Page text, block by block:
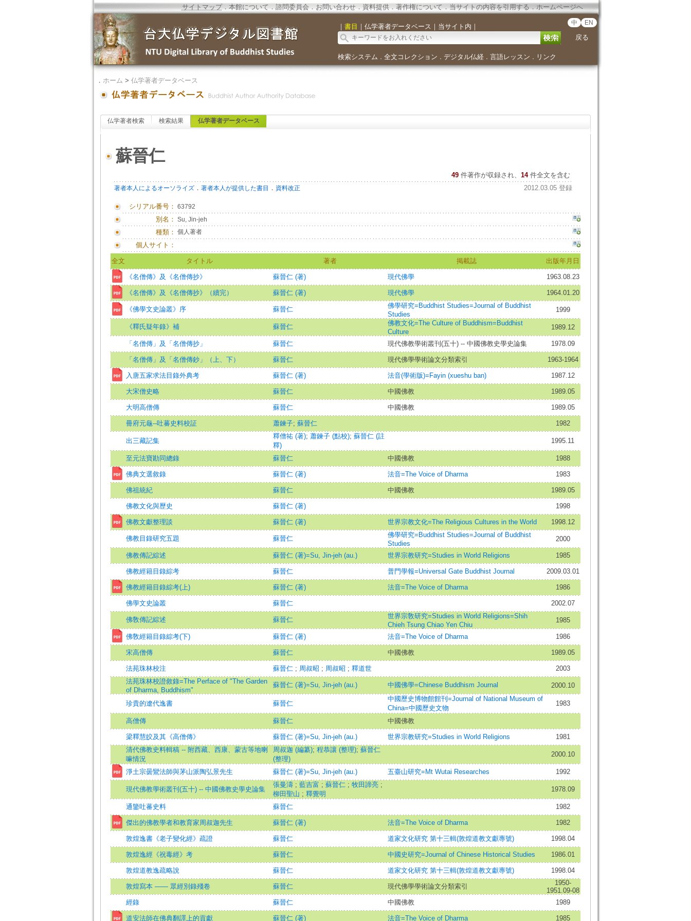
サイトマップ．本館について．諮問委員会． お問い合わせ． 資料提供．著作権について．当サイトの内容を引用する．ホームページへ
｜ 書目 ｜ 仏学著者データベース ｜ 当サイト内 ｜ 中 EN
戻る
検索システム ． 全文コレクション ． デジタル仏経． 言語レッスン ． リンク
． ホーム > 仏学著者データベース
仏学著者検索 検索結果 仏学著者データベース
蘇晉仁
49 件著作が収録され、 14件全文を含む
著者本人によるオーソライズ． 著者本人が提供した書目 ． 資料改正 2012.03.05 登録
シリアル番号： 63792
別名： Su, Jin-jeh
種類： 個人著者
個人サイト：
全文 タイトル 著者 掲載誌 出版年月日
《名僧傳》及《名僧傳抄》 蘇晉仁 (著) 現代佛學 1963.08.23
《名僧傳》及《名僧傳抄》（續完） 蘇晉仁 (著) 現代佛學 1964.01.20
《佛學文史論叢》序 蘇晉仁
佛學研究=Buddhist Studies=Journal of Buddhist
Studies
1999
《釋氏疑年錄》補 蘇晉仁
佛教文化=The Culture of Buddhism=Buddhist
Culture
1989.12
「名僧傳」及「名僧傳抄」 蘇晉仁 現代佛教學術叢刊(五十) -- 中國佛教史學史論集 1978.09
「名僧傳」及「名僧傳鈔」（上、下） 蘇晉仁 現代佛學學術論文分類索引 1963-1964
入唐五家求法目錄外典考 蘇晉仁 (著) 法音(學術版)=Fayin (xueshu ban) 1987.12
大宋僧史略 蘇晉仁 中國佛教 1989.05
大明高僧傳 蘇晉仁 中國佛教 1989.05
冊府元龜--吐蕃史料校証 蕭鍊子; 蘇晉仁 1982
出三藏記集
釋僧祐 (著); 蕭鍊子 (點校); 蘇晉仁 (註
釋)
1995.11
至元法寶勘同總錄 蘇晉仁 中國佛教 1988
佛典文選敘錄 蘇晉仁 (著) 法音=The Voice of Dharma 1983
佛祖統紀 蘇晉仁 中國佛教 1989.05
佛教文化與歷史 蘇晉仁 (著) 1998
佛教文獻整理談 蘇晉仁 (著) 世界宗教文化=The Religious Cultures in the World 1998.12
佛教目錄研究五題 蘇晉仁
佛學研究=Buddhist Studies=Journal of Buddhist
Studies
2000
佛教傳記綜述 蘇晉仁 (著)=Su, Jin-jeh (au.) 世界宗教研究=Studies in World Religions 1985
佛教經籍目錄綜考 蘇晉仁 普門學報=Universal Gate Buddhist Journal 2009.03.01
佛教經籍目錄綜考(上) 蘇晉仁 (著) 法音=The Voice of Dharma 1986
佛學文史論叢 蘇晉仁 2002.07
佛敎傳記綜述 蘇晉仁
世界宗敎研究=Studies in World Religions=Shih
Chieh Tsung Chiao Yen Chiu
1985
佛敎經籍目錄綜考(下) 蘇晉仁 (著) 法音=The Voice of Dharma 1986
宋高僧傳 蘇晉仁 中國佛教 1989.05
法苑珠林校注 蘇晉仁 ; 周叔昭 ; 周叔昭 ; 釋道世
2003
法苑珠林校證敘錄=The Perface of "The Garden
of Dharma, Buddhism"
蘇晉仁 (著)=Su, Jin-jeh (au.) 中國佛學=Chinese Buddhism Journal 2000.10
珍貴的遼代逸書 蘇晉仁
中國歷史博物館館刊=Journal of National Museum of
China=中國歷史文物
1983
高僧傳 蘇晉仁 中國佛教
梁釋慧皎及其《高僧傳》 蘇晉仁 (著)=Su, Jin-jeh (au.) 世界宗教研究=Studies in World Religions
1981
清代佛教史料輯稿 -- 附西藏、西康、蒙古等地喇
嘛情況
周叔迦 (編纂); 程恭讓 (整理); 蘇晉仁
(整理)
2000.10
淨土宗曇鸞法師與茅山派陶弘景先生 蘇晉仁 (著)=Su, Jin-jeh (au.) 五臺山研究=Mt Wutai Researches 1992
現代佛教學術叢刊(五十) -- 中國佛教史學史論集
張曼濤 ; 藍吉富 ; 蘇晉仁 ; 牧田諦亮 ;
柳田聖山 ; 釋覺明
1978.09
通鑒吐蕃史料 蘇晉仁 1982
傑出的佛教學者和教育家周叔迦先生 蘇晉仁 (著) 法音=The Voice of Dharma 1982
敦煌逸書《老子變化經》疏證 蘇晉仁 道家文化研究 第十三輯(敦煌道教文獻專號) 1998.04
敦煌逸經《祝毒經》考 蘇晉仁 中國史研究=Journal of Chinese Historical Studies 1986.01
敦煌道教逸疏略說 蘇晉仁 道家文化研究 第十三輯(敦煌道教文獻專號) 1998.04
敦煌寫本 —— 眾經別錄殘卷 蘇晉仁 現代佛學學術論文分類索引
1950-
1951.09-08
經錄
蘇晉仁 中國佛教 1989
道安法師在佛典翻譯上的貢獻 蘇晉仁 (著) 法音=The Voice of Dharma 1985